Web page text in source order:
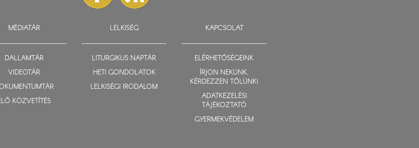
MÉDIATÁR
DALLAMTÁR
VIDEOTÁR
KÖZVETÍTÉS
LELKISÉG
LITURGIKUS NAPTÁR
HETI GONDOLATOK
LELKISÉGI IRODALOM
KAPCSOLAT
ELÉRHETŐSÉGEINK
ÍRJON NEKÜNK,
KÉRDEZZEN TŐLÜNK!
ADATKEZELÉSI
TÁJÉKOZTATÓ
GYERMEKVÉDELEM